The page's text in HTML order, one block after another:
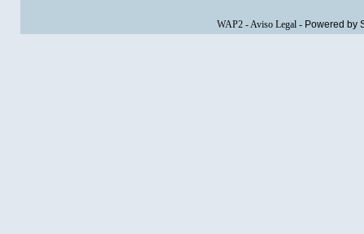
WAP2-Aviso Legal- Powered by